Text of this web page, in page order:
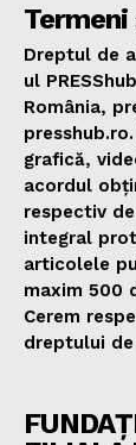
Dreptul de
ul
România,
grafică,
acordul
respectiv
integral
articolele
maxim 500
Cerem
dreptului